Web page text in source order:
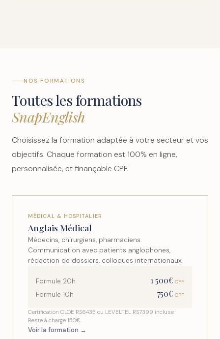
NOS FORMATIONS
Toutes les formations
SnapEnglish
Choisissez la formation adaptée à votre secteur et vos
objectifs. Chaque formation est 100% en ligne,
personnalisée, et finançable CPF.
MÉDICAL & HOSPITALIER
Anglais Médical
Médecins, chirurgiens, pharmaciens.
Communication avec patients anglophones,
rédaction de dossiers, colloques internationaux.
Formule 20h 1 500€ CPF
Formule 10h 750€ CPF
Certification CLOE RS6435 ou LEVELTEL RS7399 incluse ·
Reste à charge 150€
Voir la formation →